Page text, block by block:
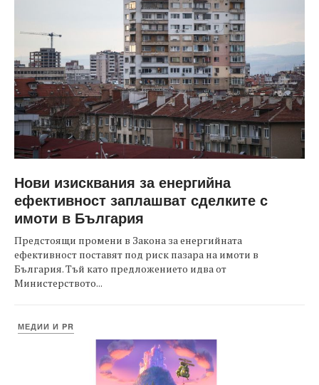
Нови изисквания за енергийна
ефективност заплашват сделките с
имоти в България
Предстоящи промени в Закона за енергийната
ефективност поставят под риск пазара на имоти в
България. Тъй като предложението идва от
Министерството...
МЕДИИ И PR